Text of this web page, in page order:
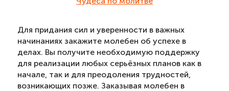
Для придания сил и уверенности в важных
начинаниях закажите молебен об успехе в
делах. Вы получите необходимую поддержку
для реализации любых серьёзных планов как в
начале, так и для преодоления трудностей,
возникающих позже. Заказывая молебен в